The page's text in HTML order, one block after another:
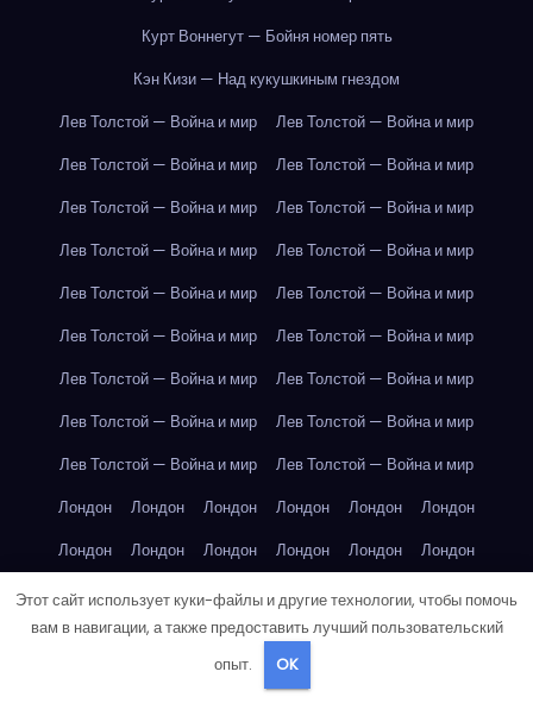
Курт Воннегут — Бойня номер пять
Кэн Кизи — Над кукушкиным гнездом
Лев Толстой — Война и мир
Лев Толстой — Война и мир
Лев Толстой — Война и мир
Лев Толстой — Война и мир
Лев Толстой — Война и мир
Лев Толстой — Война и мир
Лев Толстой — Война и мир
Лев Толстой — Война и мир
Лев Толстой — Война и мир
Лев Толстой — Война и мир
Лев Толстой — Война и мир
Лев Толстой — Война и мир
Лев Толстой — Война и мир
Лев Толстой — Война и мир
Лев Толстой — Война и мир
Лев Толстой — Война и мир
Лев Толстой — Война и мир
Лев Толстой — Война и мир
Лондон
Лондон Лондон Лондон Лондон
Лондон
Лондон
Лондон Лондон Лондон Лондон
Лондон
Лондон
Лондон Лондон Лондон Лондон
Лондон
Лондон
Лондон Лондон Лондон
Лос-Анджелес
Этот сайт использует куки-файлы и другие технологии, чтобы помочь
вам в навигации, а также предоставить лучший пользовательский
опыт.
OK